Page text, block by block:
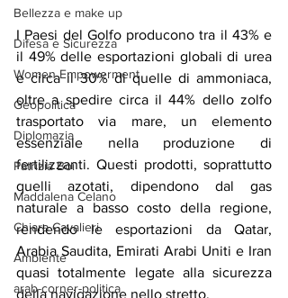
Bellezza e make up
Difesa e Sicurezza
Women Empowerment
Geopolitica
Diplomazia
Patrizia Boi
Maddalena Celano
Chiara Cavalieri
Ambiente
arab-corner-politica
I Paesi del Golfo producono tra il 43% e
il 49% delle esportazioni globali di urea
e circa il 30% di quelle di ammoniaca,
oltre a spedire circa il 44% dello zolfo
trasportato via mare, un elemento
essenziale nella produzione di
fertilizzanti. Questi prodotti, soprattutto
quelli azotati, dipendono dal gas
naturale a basso costo della regione,
rendendo le esportazioni da Qatar,
Arabia Saudita, Emirati Arabi Uniti e Iran
quasi totalmente legate alla sicurezza
della navigazione nello stretto.